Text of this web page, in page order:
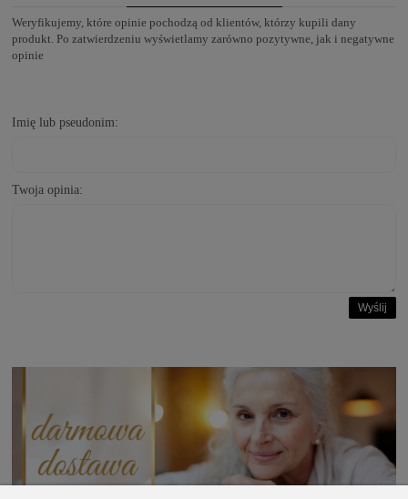
Weryfikujemy, które opinie pochodzą od klientów, którzy kupili dany
produkt. Po zatwierdzeniu wyświetlamy zarówno pozytywne, jak i negatywne
opinie
Imię lub pseudonim:
Twoja opinia:
Wyślij